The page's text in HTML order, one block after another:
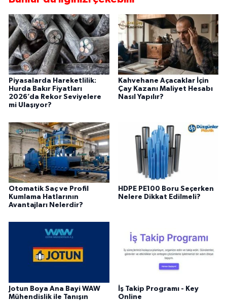
Piyasalarda Hareketlilik:
Hurda Bakır Fiyatları
2026’da Rekor Seviyelere
mi Ulaşıyor?
Kahvehane Açacaklar İçin
Çay Kazanı Maliyet Hesabı
Nasıl Yapılır?
Otomatik Saç ve Profil
Kumlama Hatlarının
Avantajları Nelerdir?
HDPE PE100 Boru Seçerken
Nelere Dikkat Edilmeli?
Jotun Boya Ana Bayi WAW
Mühendislik ile Tanışın
İş Takip Programı - Key
Online